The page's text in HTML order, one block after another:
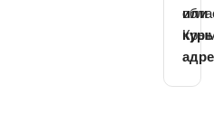
или